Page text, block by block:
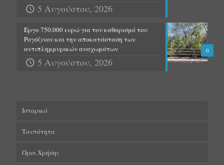
5 Αυγούστου, 2026
0
Έργο 750.000 ευρώ για τον καθαρισμό του
Ρογόζινου και την αποκατάσταση των
αντιπλημμυρικών αναχωμάτων
5 Αυγούστου, 2026
Ιστορικό
Ταυτότητα
Όροι Χρήσης